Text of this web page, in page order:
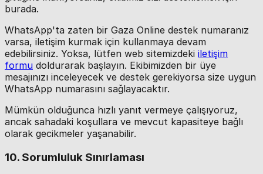
burada.
WhatsApp'ta zaten bir Gaza Online destek numaranız
varsa, iletişim kurmak için kullanmaya devam
edebilirsiniz. Yoksa, lütfen web sitemizdeki iletişim
formu doldurarak başlayın. Ekibimizden bir üye
mesajınızı inceleyecek ve destek gerekiyorsa size uygun
WhatsApp numarasını sağlayacaktır.
Mümkün olduğunca hızlı yanıt vermeye çalışıyoruz,
ancak sahadaki koşullara ve mevcut kapasiteye bağlı
olarak gecikmeler yaşanabilir.
10. Sorumluluk Sınırlaması